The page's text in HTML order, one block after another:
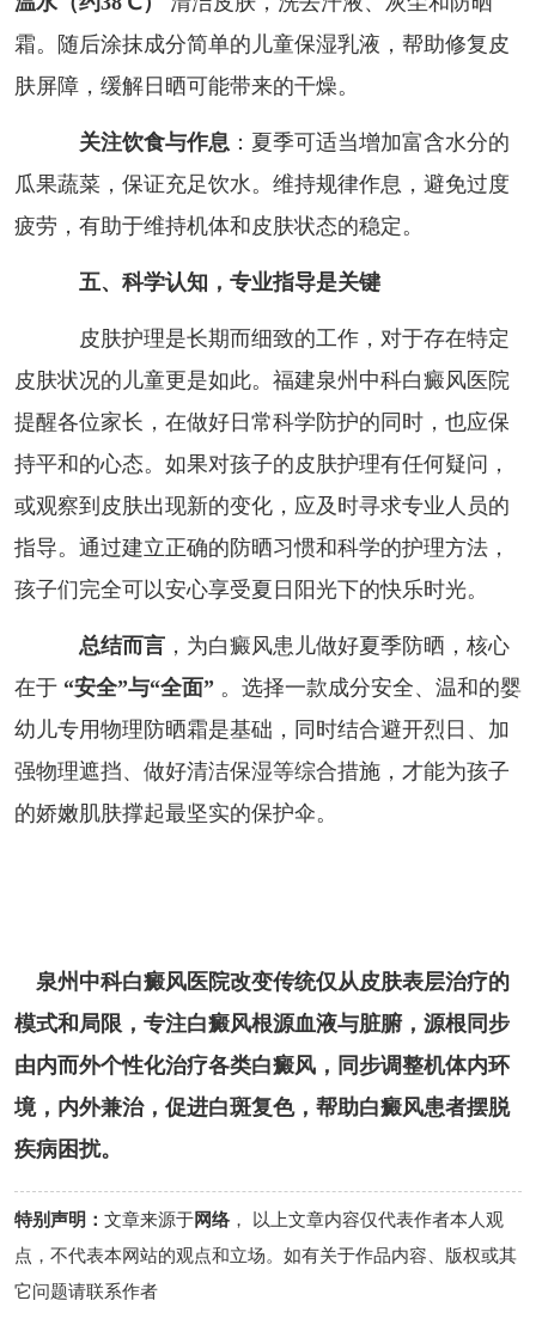
霜。随后涂抹成分简单的儿童保湿乳液，帮助修复皮
肤屏障，缓解日晒可能带来的干燥。
关注饮食与作息 ：夏季可适当增加富含水分的
瓜果蔬菜，保证充足饮水。维持规律作息，避免过度
疲劳，有助于维持机体和皮肤状态的稳定。
五、科学认知，专业指导是关键
皮肤护理是长期而细致的工作，对于存在特定
皮肤状况的儿童更是如此。福建泉州中科白癜风医院
提醒各位家长，在做好日常科学防护的同时，也应保
持平和的心态。如果对孩子的皮肤护理有任何疑问，
或观察到皮肤出现新的变化，应及时寻求专业人员的
指导。通过建立正确的防晒习惯和科学的护理方法，
孩子们完全可以安心享受夏日阳光下的快乐时光。
总结而言，为白癜风患儿做好夏季防晒，核心
在于 “安全”与“全面”。选择一款成分安全、温和的婴
幼儿专用物理防晒霜是基础，同时结合避开烈日、加
强物理遮挡、做好清洁保湿等综合措施，才能为孩子
的娇嫩肌肤撑起最坚实的保护伞。
泉州中科白癜风医院改变传统仅从皮肤表层治疗的
模式和局限，专注白癜风根源血液与脏腑，源根同步
由内而外个性化治疗各类白癜风，同步调整机体内环
境，内外兼治，促进白斑复色，帮助白癜风患者摆脱
疾病困扰。
特别声明： 文章来源于网络， 以上文章内容仅代表作者本人观
点，不代表本网站的观点和立场。如有关于作品内容、版权或其
它问题请联系作者